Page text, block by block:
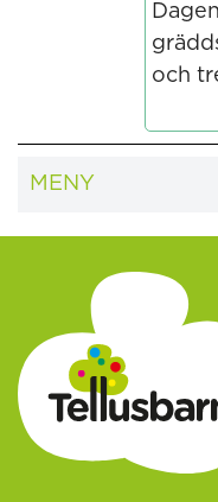
och
MENY